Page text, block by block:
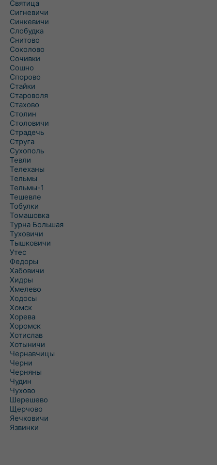
Святица
Сигневичи
Синкевичи
Слобудка
Снитово
Соколово
Сочивки
Сошно
Спорово
Стайки
Староволя
Стахово
Столин
Столовичи
Страдечь
Струга
Сухополь
Тевли
Телеханы
Тельмы
Тельмы-1
Тешевле
Тобулки
Томашовка
Турна Большая
Туховичи
Тышковичи
Утес
Федоры
Хабовичи
Хидры
Хмелево
Ходосы
Хомск
Хорева
Хоромск
Хотислав
Хотыничи
Чернавчицы
Черни
Черняны
Чудин
Чухово
Шерешево
Щерчово
Яечковичи
Язвинки